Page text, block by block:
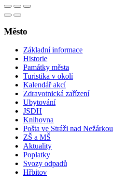
Město
Základní informace
Historie
Památky města
Turistika v okolí
Kalendář akcí
Zdravotnická zařízení
Ubytování
JSDH
Knihovna
Pošta ve Stráži nad Nežárkou
ZŠ a MŠ
Aktuality
Poplatky
Svozy odpadů
Hřbitov